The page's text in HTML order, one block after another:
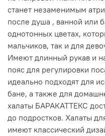
станет незаменимым
после душа , ванной или
однотонных цветах,
мальчиков, так и для
Имеют длинный рукав и
пояс для регулировки
идеально подходят для
бане, а также для
халаты БАРАКАТТЕКС
до подростков. Халаты
имеют классический